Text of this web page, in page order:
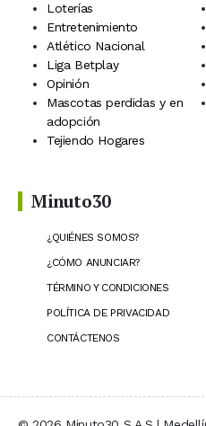
Loterías
Entretenimiento
Atlético Nacional
Liga Betplay
Opinión
Mascotas perdidas y en
adopción
Tejiendo Hogares
Minuto30
¿QUIÉNES SOMOS?
¿CÓMO ANUNCIAR?
TÉRMINO Y CONDICIONES
POLÍTICA DE PRIVACIDAD
CONTÁCTENOS